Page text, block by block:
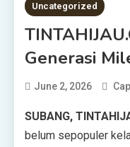
Uncategorized
Generasi
June 2, 2026
SUBANG,
belum sepopuler